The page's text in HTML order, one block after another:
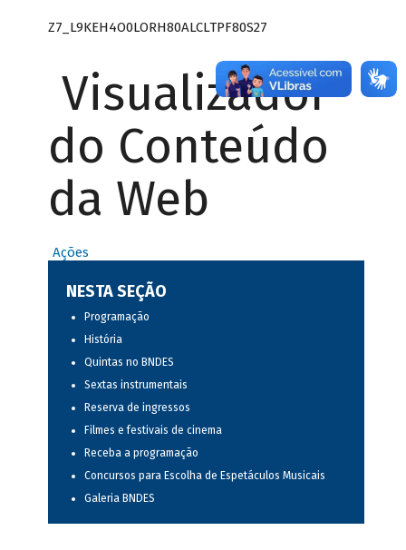
Z7_L9KEH4O0LORH80ALCLTPF80S27
Visualizador
do Conteúdo
da Web
Ações
NESTA SEÇÃO
Programação
História
Quintas no BNDES
Sextas instrumentais
Reserva de ingressos
Filmes e festivais de cinema
Receba a programação
Concursos para Escolha de Espetáculos Musicais
Galeria BNDES